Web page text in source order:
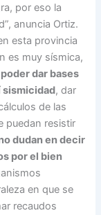
por eso la
anuncia Ortiz.
esta provincia
es muy sísmica,
dar bases
sismicidad, dar
de las
puedan resistir
dudan en decir
por el bien
en que se
recaudos